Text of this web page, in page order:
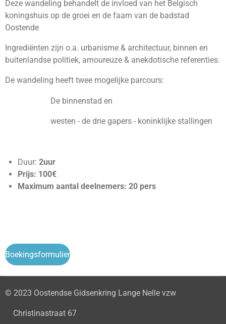
Deze wandeling behandelt de invloed van het Belgisch
koningshuis op de groei en de faam van de badstad
Oostende
Ingrediënten zijn o.a. urbanisme & architectuur, binnen en
buitenlandse politiek, amoureuze & anekdotische referenties.
De wandeling heeft twee mogelijke parcours:
De binnenstad en
westen - de drie gapers - koninklijke stallingen
Duur: 2uur
Prijs: 100€
Maximum aantal deelnemers: 20 pers
Boekingsformulier
© 2023 Oostendse Gidsenkring Lange Nelle vzw
Christinastraat 67